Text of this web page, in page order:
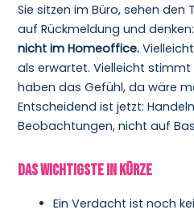
Sie sitzen im Büro, sehen
auf Rückmeldung und
nicht im Homeoffice.
als erwartet. Vielleicht stimmt
haben das Gefühl, da wäre
Entscheidend ist jetzt:
Beobachtungen, nicht auf
Das Wichtigste in Kürze
Ein Verdacht ist noch